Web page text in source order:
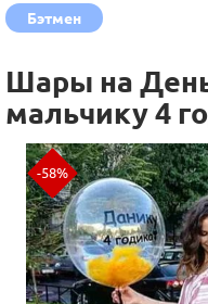
Бэтмен
Шары на
мальчику 4
-58%